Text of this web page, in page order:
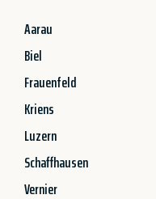
Aarau
Biel
Frauenfeld
Kriens
Luzern
Schaffhausen
Vernier